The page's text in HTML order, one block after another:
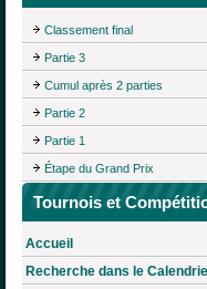
Classement final
Partie 3
Cumul après 2 parties
Partie 2
Partie 1
Étape du Grand Prix
Tournois et
Accueil
Recherche dans le